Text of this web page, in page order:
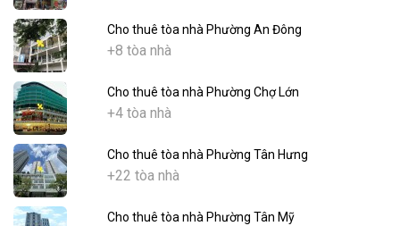
Cho thuê tòa nhà Phường An Đông
+8 tòa nhà
Cho thuê tòa nhà Phường Chợ Lớn
+4 tòa nhà
Cho thuê tòa nhà Phường Tân Hưng
+22 tòa nhà
Cho thuê tòa nhà Phường Tân Mỹ